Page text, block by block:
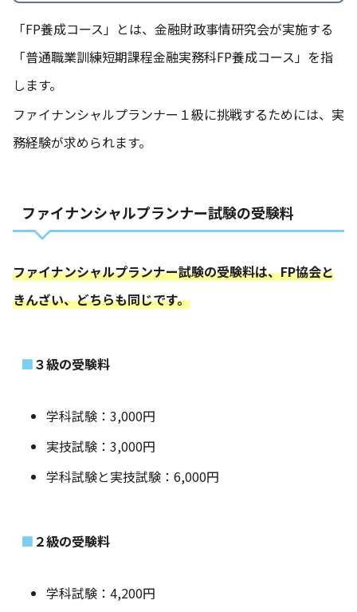
「FP養成コース」とは、金融財政事情研究会が実施する
「普通職業訓練短期課程金融実務科FP養成コース」を指
します。
ファイナンシャルプランナー１級に挑戦するためには、実
務経験が求められます。
ファイナンシャルプランナー試験の受験料
ファイナンシャルプランナー試験の受験料は、FP協会と
きんざい、どちらも同じです。
３級の受験料
学科試験：3,000円
実技試験：3,000円
学科試験と実技試験：6,000円
２級の受験料
学科試験：4,200円